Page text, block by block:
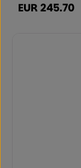
Regulärer Preis:
EUR 245.70